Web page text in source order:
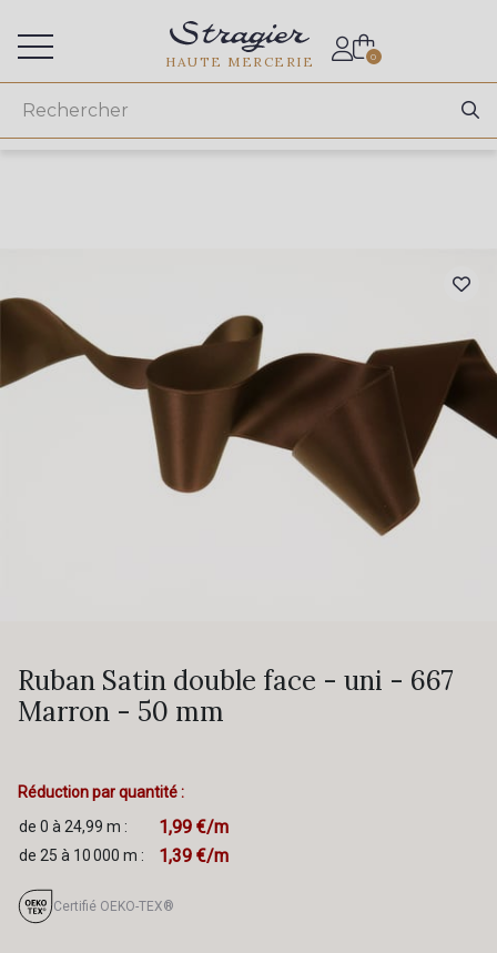
HAUTE MERCERIE 0
Ruban Satin double face - uni - 667
Marron - 50 mm
Réduction par quantité :
de 0 à 24,99 m :
1,99 €/m
de 25 à 10 000 m : 1,39 €/m
Certifié OEKO-TEX®